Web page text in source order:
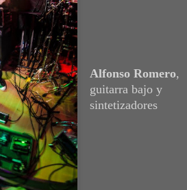
Alfonso Romero,
guitarra bajo y
sintetizadores